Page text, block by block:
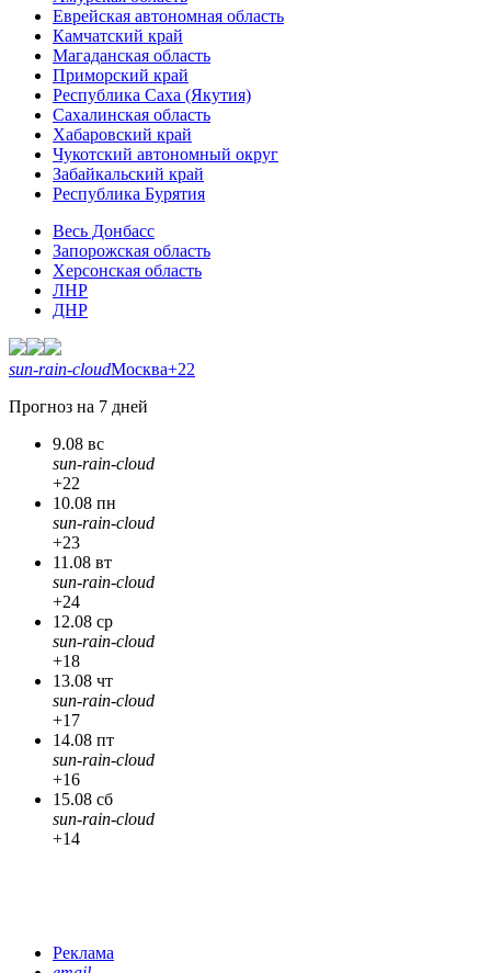
Еврейская автономная область
Камчатский край
Магаданская область
Приморский край
Республика Саха (Якутия)
Сахалинская область
Хабаровский край
Чукотский автономный округ
Забайкальский край
Республика Бурятия
Весь Донбасс
Запорожская область
Херсонская область
ЛНР
ДНР
sun-rain-cloudМосква+22
Прогноз на 7 дней
9.08 вс
sun-rain-cloud
+22
10.08 пн
sun-rain-cloud
+23
11.08 вт
sun-rain-cloud
+24
12.08 ср
sun-rain-cloud
+18
13.08 чт
sun-rain-cloud
+17
14.08 пт
sun-rain-cloud
+16
15.08 сб
sun-rain-cloud
+14
Реклама